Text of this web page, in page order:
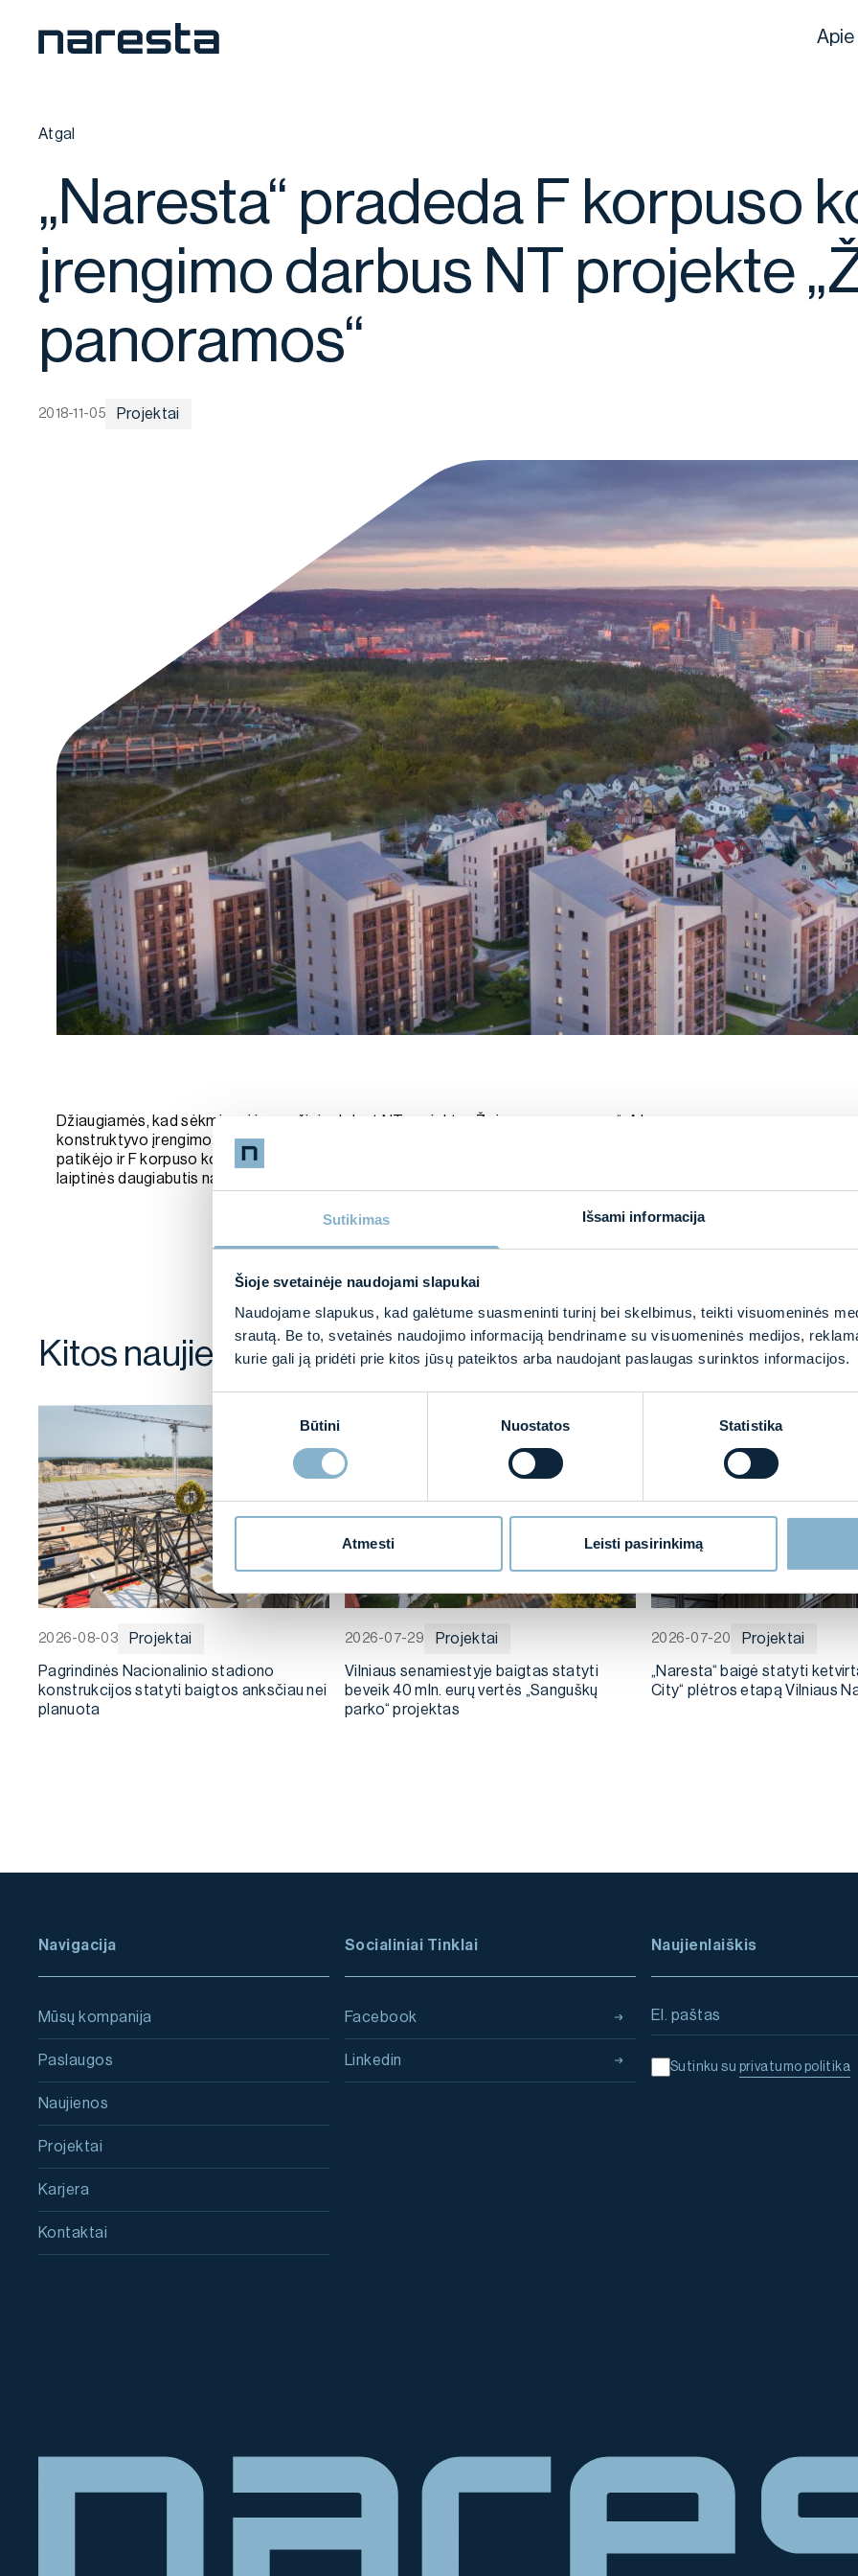
Sutikimas Išsami informacija
Šioje svetainėje naudojami slapukai
Naudojame slapukus, kad galėtume suasmeninti turinį bei skelbimus, teikti visuomeninės
srautą. Be to, svetainės naudojimo informaciją bendriname su visuomeninės medijos,
kurie gali ją pridėti prie kitos jūsų pateiktos arba naudojant paslaugas surinktos informacijos.
Sutikimo
Būtini Nuostatos Statistika
Atmesti Leisti pasirinkimą
Apie
Atgal
„Naresta“ pradeda F korpuso
įrengimo darbus NT projekte
panoramos“
2018-11-05 Projektai
Džiaugiamės, kad sėkmingai ir sparčiai vykdant NT projekto „Žvėryno panoramos“ A korpuso
konstruktyvo įrengimo darbus šio projekto vystytojai bendrovė REALCO mūsų bendrovei
patikėjo ir F korpuso konstruktyvo įrengimo darbus. Šis 8-10 (su mansarda) aukštų, vienos
laiptinės daugiabutis namas bus apie 3 300 kv.m. bendro ploto.
Kitos naujienos
2026-08-03 Projektai
Pagrindinės Nacionalinio stadiono
konstrukcijos statyti baigtos anksčiau nei
planuota
2026-07-29 Projektai
Vilniaus senamiestyje baigtas statyti
beveik 40 mln. eurų vertės „Sanguškų
parko“ projektas
2026-07-20 Projektai
„Naresta“ baigė statyti
City“ plėtros etapą Vilniaus
Navigacija
Mūsų kompanija
Paslaugos
Naujienos
Projektai
Karjera
Kontaktai
Socialiniai Tinklai
Facebook
Linkedin
Naujienlaiškis
Email address
Sutinku su privatumo politika